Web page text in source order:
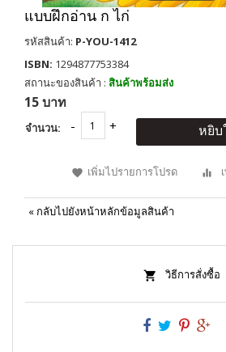
แบบฝึกอ่าน ก ไก่
รหัสสินค้า: P-YOU-1412
ISBN: 1294877753384
สถานะของสินค้า : สินค้าพร้อมส่ง
15 บาท
จำนวน: หยิบ
เพิ่มไปรายการโปรด
« กลับไปยังหน้าหลักข้อมูลสินค้า
วิธีการสั่งซื้อ